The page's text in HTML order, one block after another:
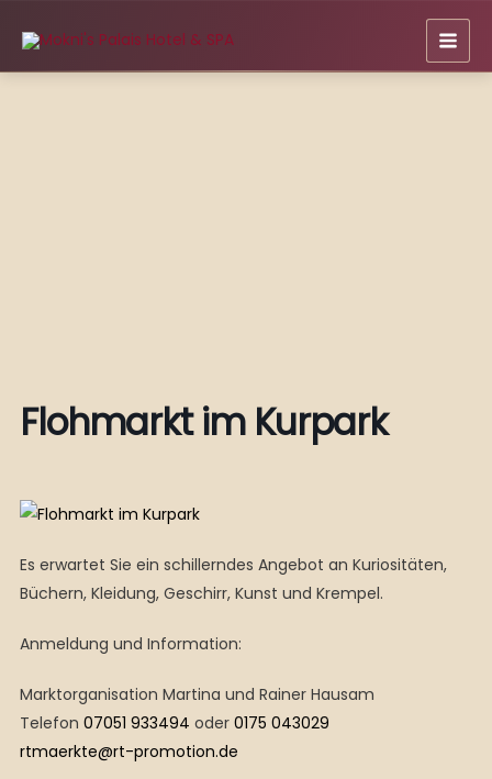
Inhalt
springen
Flohmarkt im Kurpark
Es erwartet Sie ein schillerndes Angebot an Kuriositäten,
Büchern, Kleidung, Geschirr, Kunst und Krempel.
Anmeldung und Information:
Marktorganisation Martina und Rainer Hausam
Telefon 07051 933494 oder 0175 043029
rtmaerkte@rt-promotion.de